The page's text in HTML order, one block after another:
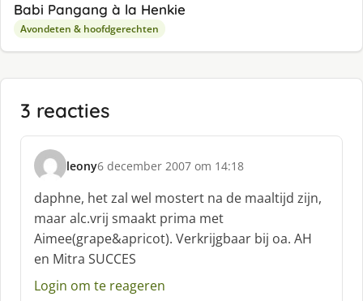
Babi Pangang à la Henkie
Avondeten & hoofdgerechten
3 reacties
leony
s
h
r
e
e
:
6 december 2007 om 14:18
daphne, het zal wel mostert na de maaltijd zijn,
maar alc.vrij smaakt prima met
Aimee(grape&apricot). Verkrijgbaar bij oa. AH
en Mitra SUCCES
Login om te reageren